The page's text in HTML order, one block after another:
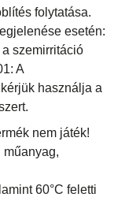
folytatása.
esetén:
szemirritáció
A
használja a
nem játék!
műanyag,
60°C feletti